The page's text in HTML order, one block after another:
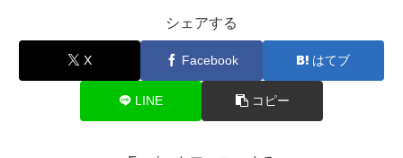
シェアする
X Facebook はてブ
LINE コピー